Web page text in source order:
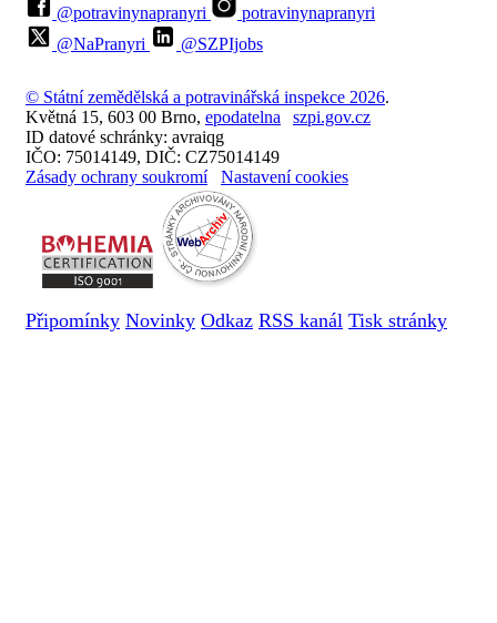
@potravinynapranyri
potravinynapranyri
@NaPranyri
@SZPIjobs
© Státní zemědělská a potravinářská inspekce 2026.
Květná 15, 603 00 Brno, epodatelna
szpi.gov.cz
ID datové schránky: avraiqg
IČO: 75014149, DIČ: CZ75014149
Zásady ochrany soukromí
Nastavení cookies
Připomínky Novinky Odkaz RSS kanál Tisk stránky